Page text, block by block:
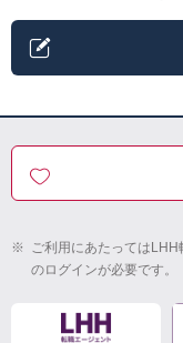
※ ご利用にあたっては
のログインが必要です。